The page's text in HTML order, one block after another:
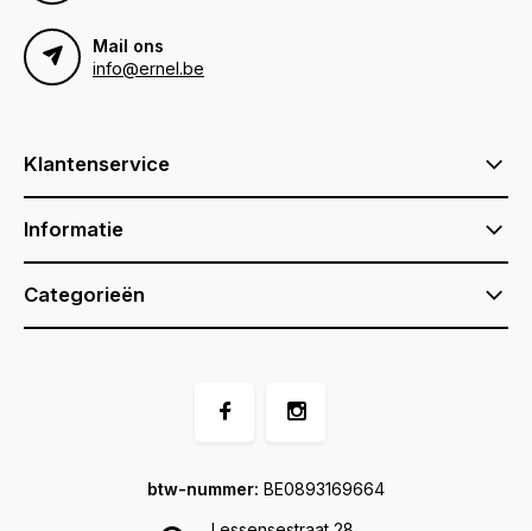
Mail ons
info@ernel.be
Klantenservice
Informatie
Categorieën
btw-nummer: BE0893169664